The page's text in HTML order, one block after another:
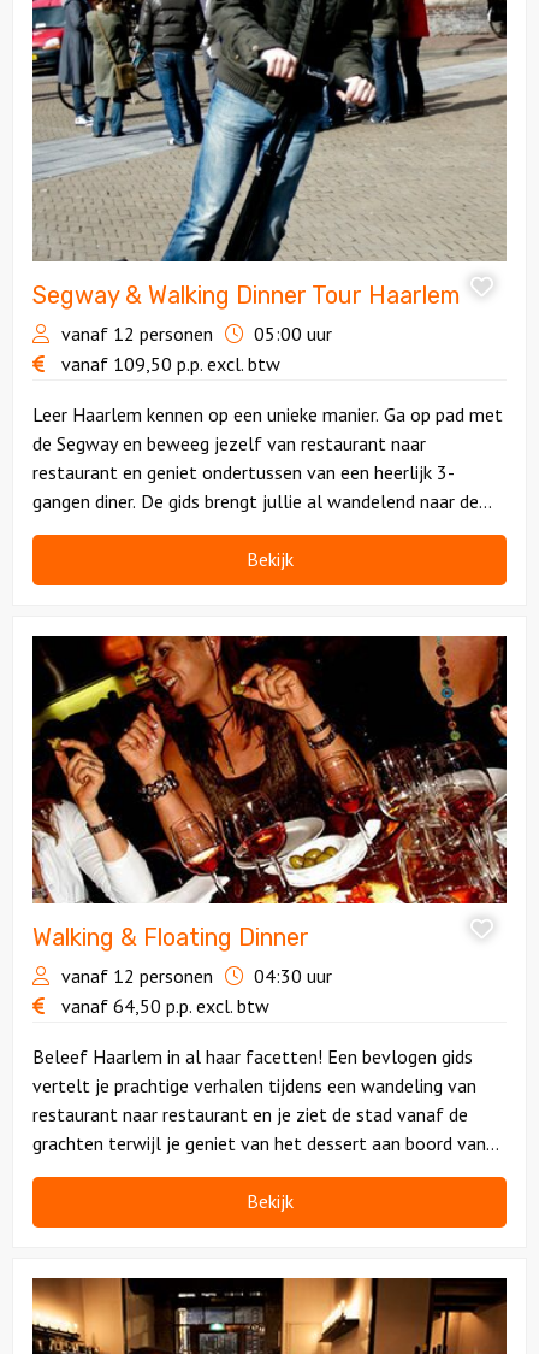
Segway
Walking
Dinner
Haarlem
Segway & Walking Dinner Tour Haarlem
vanaf 12 personen
05:00 uur
vanaf 109,50 p.p. excl. btw
Leer Haarlem kennen op een unieke manier. Ga op pad met
de Segway en beweeg jezelf van restaurant naar
restaurant en geniet ondertussen van een heerlijk 3-
gangen diner. De gids brengt jullie al wandelend naar de
laatste gang, een verrukkelijk dessert.
Bekijk
Walking
Floating
Dinner
Walking & Floating Dinner
vanaf 12 personen
04:30 uur
vanaf 64,50 p.p. excl. btw
Beleef Haarlem in al haar facetten! Een bevlogen gids
vertelt je prachtige verhalen tijdens een wandeling van
restaurant naar restaurant en je ziet de stad vanaf de
grachten terwijl je geniet van het dessert aan boord van
de boot. Smullen en genieten!
Bekijk
Bekijk
Avondprogramma